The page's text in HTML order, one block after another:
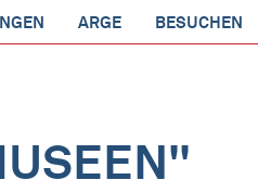
ARGE BESUCHEN